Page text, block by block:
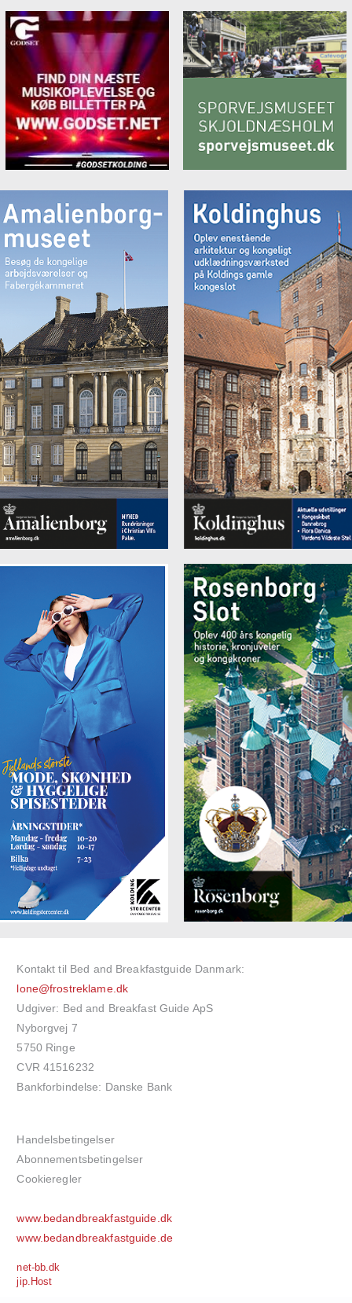
Kontakt til Bed and Breakfastguide Danmark:
lone@frostreklame.dk
Udgiver: Bed and Breakfast Guide ApS
Nyborgvej 7
5750 Ringe
CVR 41516232
Bankforbindelse: Danske Bank
Handelsbetingelser
Abonnementsbetingelser
Cookieregler
www.bedandbreakfastguide.dk
www.bedandbreakfastguide.de
net-bb.dk
jip.Host